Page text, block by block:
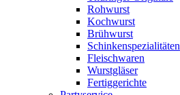
Rohwurst
Kochwurst
Brühwurst
Schinkenspezialitäten
Fleischwaren
Wurstgläser
Fertiggerichte